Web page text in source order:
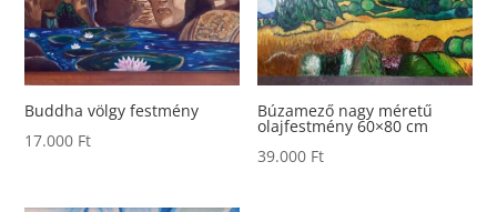
Buddha völgy festmény
17.000 Ft
Búzamező nagy méretű
olajfestmény 60×80 cm
39.000 Ft